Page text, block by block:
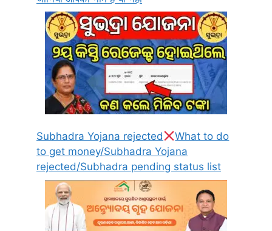
Subhadra Yojana rejected
What to do
to get money/Subhadra Yojana
rejected/Subhadra pending status list